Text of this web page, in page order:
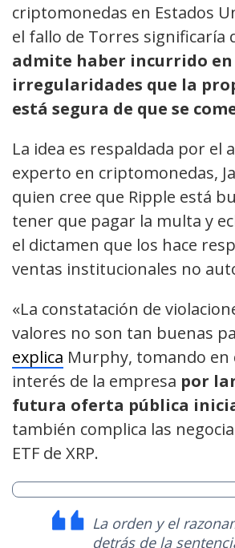
criptomonedas en Estados
el fallo de Torres significaría
admite haber incurrido en
irregularidades que la
está segura de que se
La idea es respaldada por el
experto en criptomonedas,
quien cree que Ripple está
tener que pagar la multa y
el dictamen que los hace
ventas institucionales no
«La constatación de
valores no son tan buenas
explica Murphy, tomando en
interés de la empresa por
futura oferta pública
también complica las
ETF de XRP.
La orden y el
detrás de la